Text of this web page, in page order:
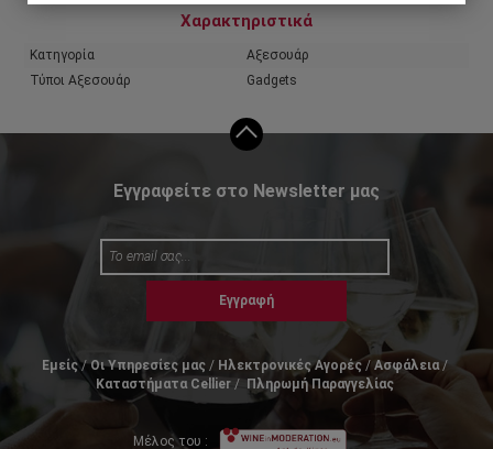
Χαρακτηριστικά
Κατηγορία
Αξεσουάρ
Τύποι Αξεσουάρ
Gadgets
Εγγραφείτε στο Newsletter μας
Εγγραφή
Εμείς Οι Υπηρεσίες μας Ηλεκτρονικές Αγορές
Ασφάλεια
Καταστήματα Cellier
Πληρωμή Παραγγελίας
Μέλος του :